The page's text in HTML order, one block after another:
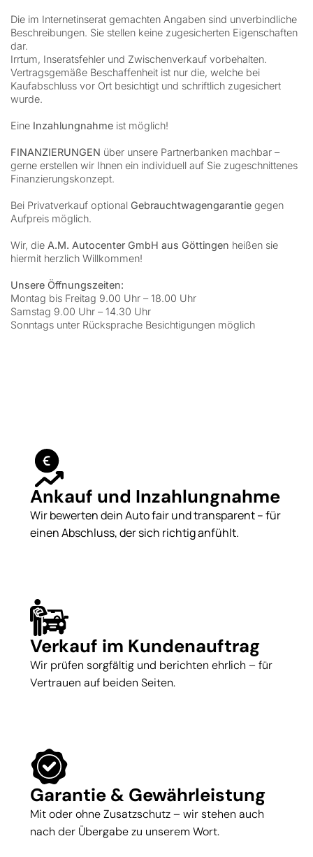
Die im Internetinserat gemachten Angaben sind unverbindliche
Beschreibungen. Sie stellen keine zugesicherten Eigenschaften
dar.
Irrtum, Inseratsfehler und Zwischenverkauf vorbehalten.
Vertragsgemäße Beschaffenheit ist nur die, welche bei
Kaufabschluss vor Ort besichtigt und schriftlich zugesichert
wurde.
Eine Inzahlungnahme ist möglich!
FINANZIERUNGEN über unsere Partnerbanken machbar –
gerne erstellen wir Ihnen ein individuell auf Sie zugeschnittenes
Finanzierungskonzept.
Bei Privatverkauf optional Gebrauchtwagengarantie gegen
Aufpreis möglich.
Wir, die A.M. Autocenter GmbH aus Göttingen heißen sie
hiermit herzlich Willkommen!
Unsere Öffnungszeiten:
Montag bis Freitag 9.00 Uhr – 18.00 Uhr
Samstag 9.00 Uhr – 14.30 Uhr
Sonntags unter Rücksprache Besichtigungen möglich
Ankauf und Inzahlungnahme
Wir bewerten dein Auto fair und transparent – für
einen Abschluss, der sich richtig anfühlt.
Verkauf im Kundenauftrag
Wir prüfen sorgfältig und berichten ehrlich – für
Vertrauen auf beiden Seiten.
Garantie & Gewährleistung
Mit oder ohne Zusatzschutz – wir stehen auch
nach der Übergabe zu unserem Wort.